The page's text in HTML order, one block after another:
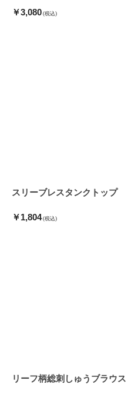
￥3,080 (税込)
スリーブレスタンクトップ
￥1,804 (税込)
リーフ柄総刺しゅうブラウス